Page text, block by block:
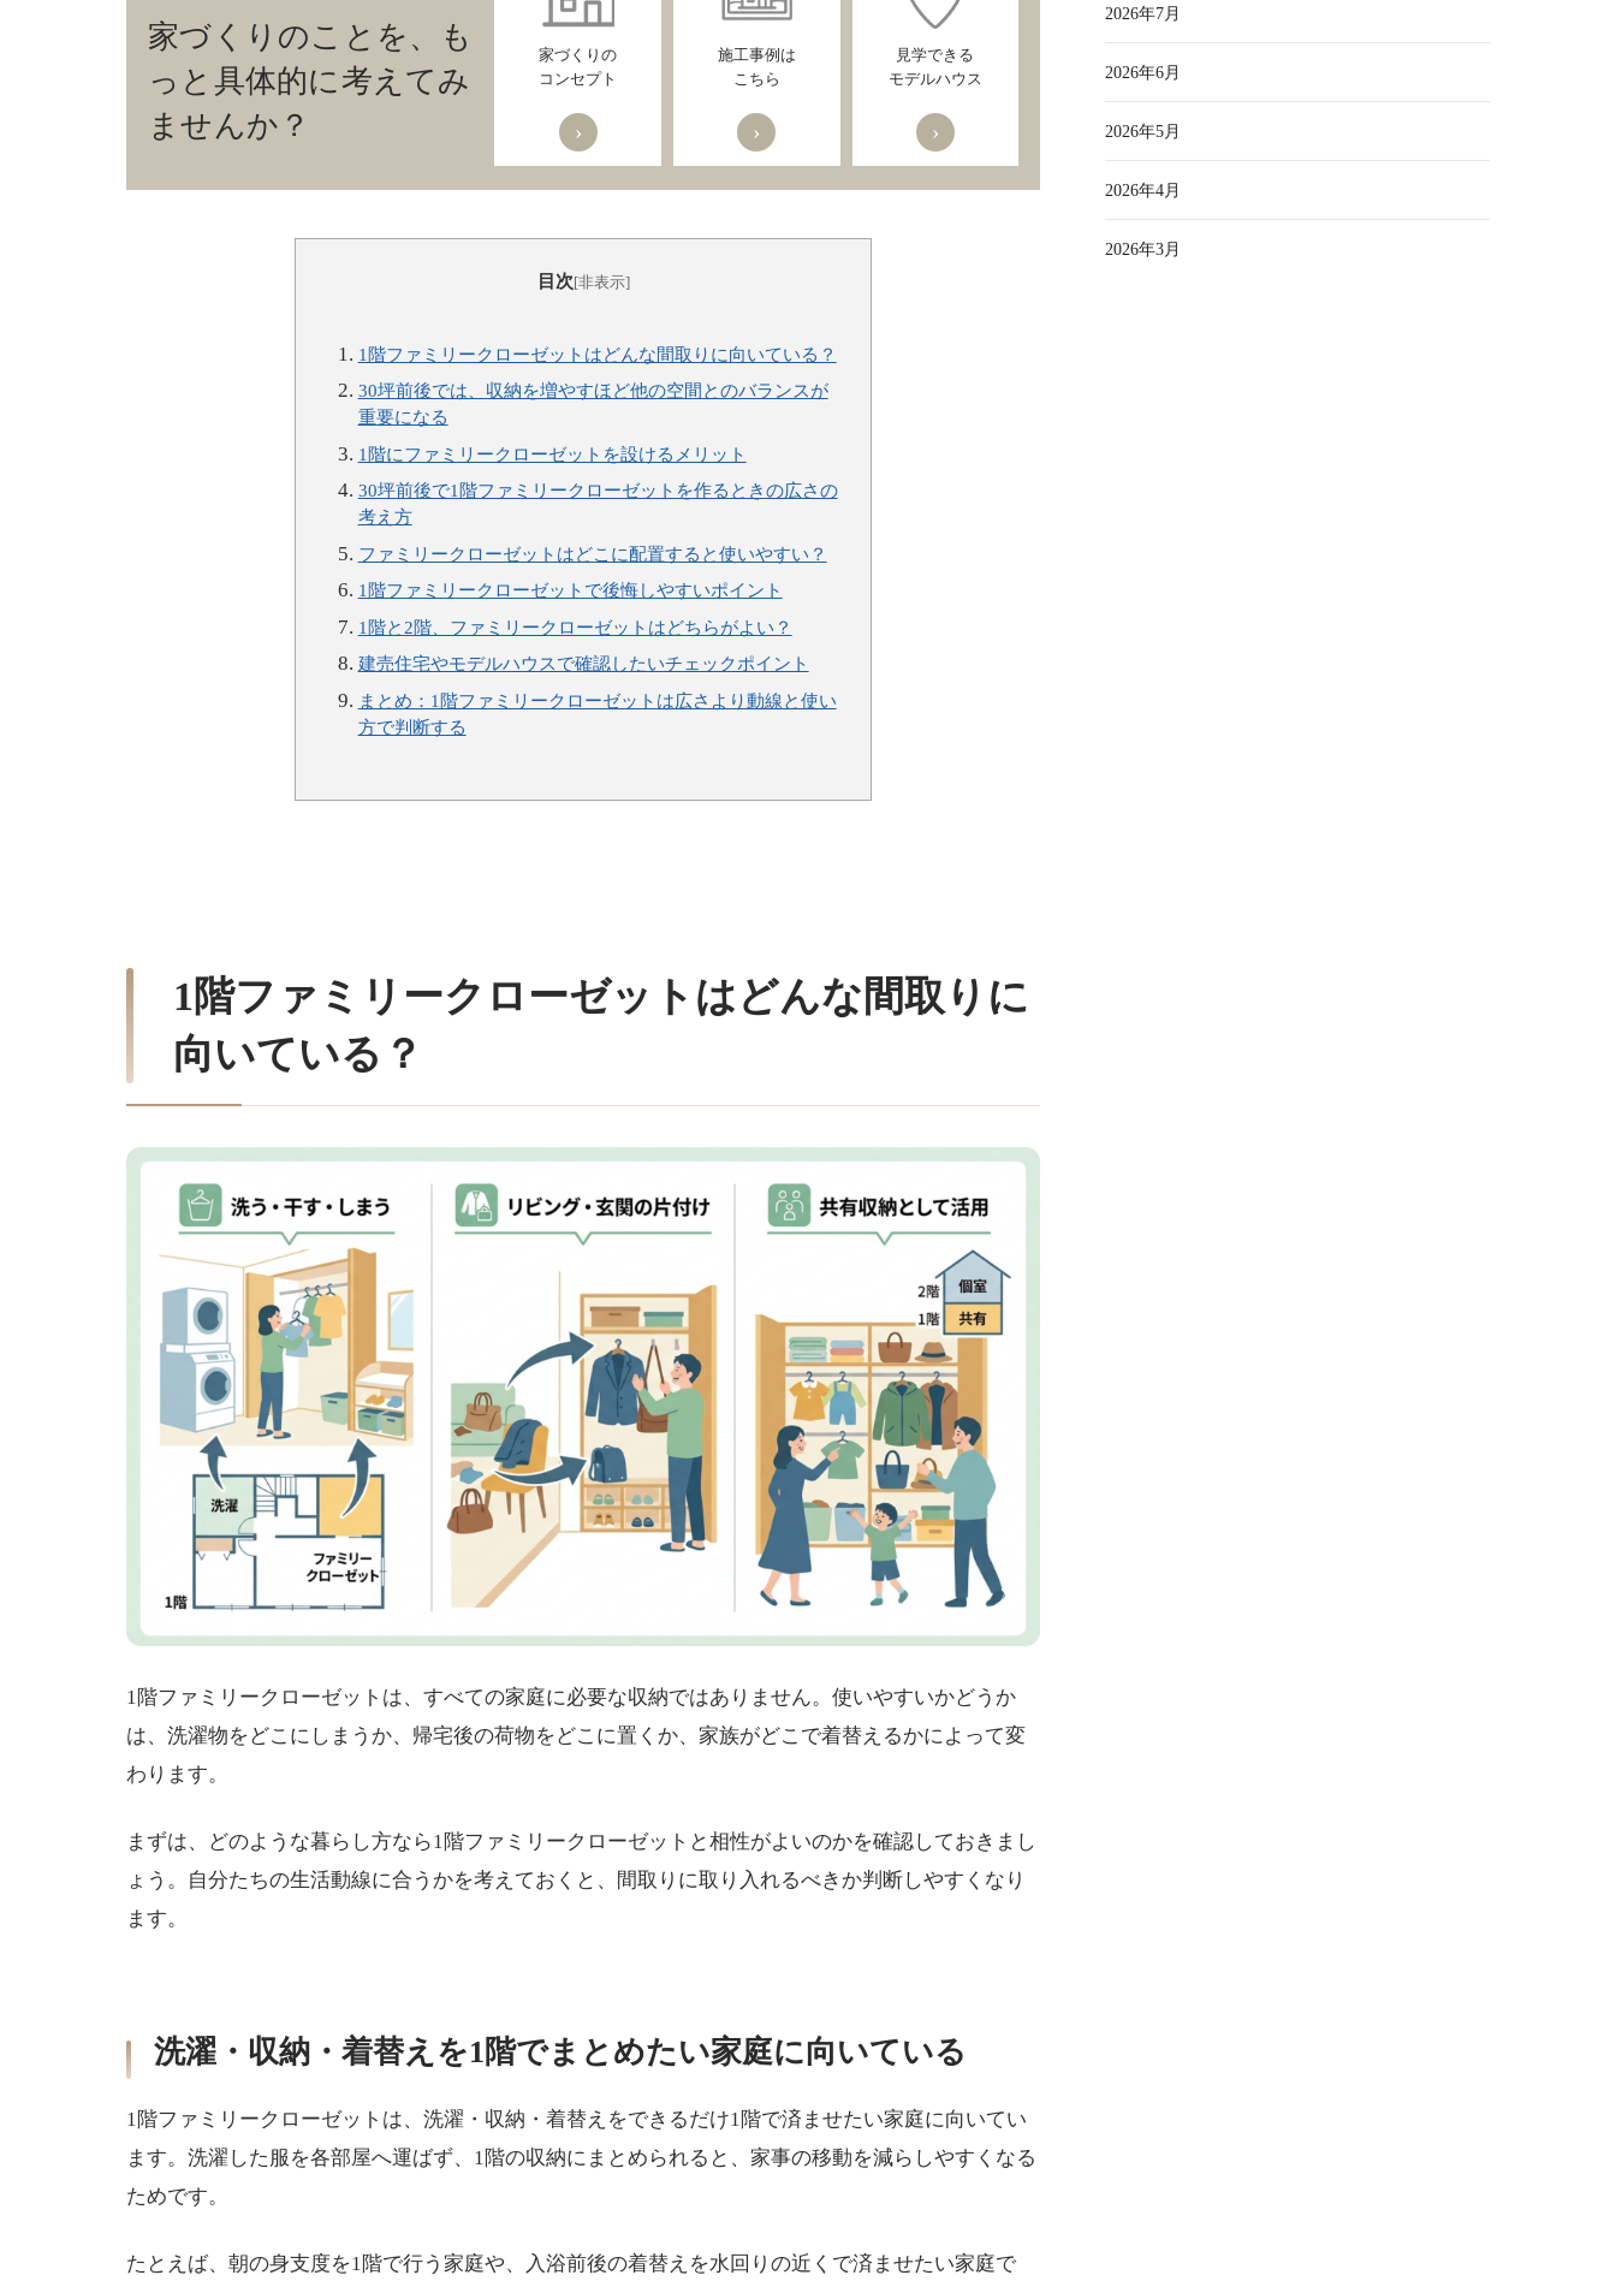
家づくりのことを、も
っと具体的に考えてみ
ませんか？
家づくりの
コンセプト
›
施工事例は
こちら
›
見学できる
モデルハウス
›
目次[非表示]
1階ファミリークローゼットはどんな間取りに向いている？
30坪前後では、収納を増やすほど他の空間とのバランスが
重要になる
1階にファミリークローゼットを設けるメリット
30坪前後で1階ファミリークローゼットを作るときの広さの
考え方
ファミリークローゼットはどこに配置すると使いやすい？
1階ファミリークローゼットで後悔しやすいポイント
1階と2階、ファミリークローゼットはどちらがよい？
建売住宅やモデルハウスで確認したいチェックポイント
まとめ：1階ファミリークローゼットは広さより動線と使い
方で判断する
1階ファミリークローゼットはどんな間取りに
向いている？
1階ファミリークローゼットは、すべての家庭に必要な収納ではありません。使いやすいかどうか
は、洗濯物をどこにしまうか、帰宅後の荷物をどこに置くか、家族がどこで着替えるかによって変
わります。
まずは、どのような暮らし方なら1階ファミリークローゼットと相性がよいのかを確認しておきまし
ょう。自分たちの生活動線に合うかを考えておくと、間取りに取り入れるべきか判断しやすくなり
ます。
洗濯・収納・着替えを1階でまとめたい家庭に向いている
1階ファミリークローゼットは、洗濯・収納・着替えをできるだけ1階で済ませたい家庭に向いてい
ます。洗濯した服を各部屋へ運ばず、1階の収納にまとめられると、家事の移動を減らしやすくなる
ためです。
たとえば、朝の身支度を1階で行う家庭や、入浴前後の着替えを水回りの近くで済ませたい家庭で
2026年7月
2026年6月
2026年5月
2026年4月
2026年3月